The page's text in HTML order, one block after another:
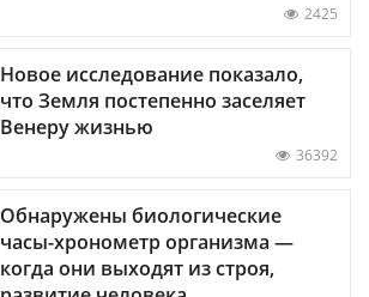
2425
Новое исследование показало,
что Земля постепенно заселяет
Венеру жизнью
36392
Обнаружены биологические
часы-хронометр организма —
когда они выходят из строя,